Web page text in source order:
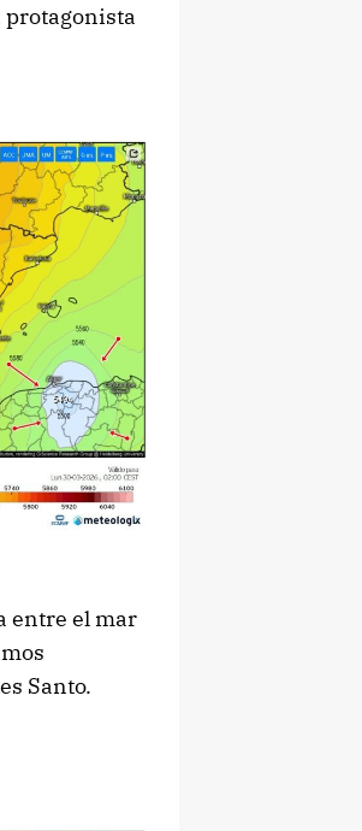
entre el mar
Santo.